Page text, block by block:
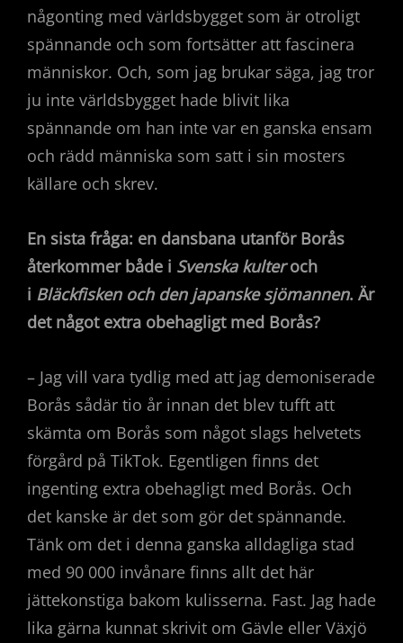
någonting med världsbygget som är otroligt
spännande och som fortsätter att fascinera
människor. Och, som jag brukar säga, jag tror
ju inte världsbygget hade blivit lika
spännande om han inte var en ganska ensam
och rädd människa som satt i sin mosters
källare och skrev.
En sista fråga: en dansbana utanför Borås
återkommer både i Svenska kulter och
i Bläckfisken och den japanske sjömannen. Är
det något extra obehagligt med Borås?
– Jag vill vara tydlig med att jag demoniserade
Borås sådär tio år innan det blev tufft att
skämta om Borås som något slags helvetets
förgård på TikTok. Egentligen finns det
ingenting extra obehagligt med Borås. Och
det kanske är det som gör det spännande.
Tänk om det i denna ganska alldagliga stad
med 90 000 invånare finns allt det här
jättekonstiga bakom kulisserna. Fast. Jag hade
lika gärna kunnat skrivit om Gävle eller Växjö